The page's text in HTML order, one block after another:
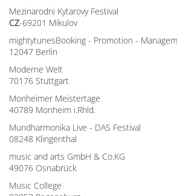
Mezinarodni Kytarovy Festival
CZ-69201 Mikulov
mightytunesBooking - Promotion -
12047 Berlin
Moderne Welt
70176 Stuttgart
Monheimer Meistertage
40789 Monheim i.Rhld.
Mundharmonika Live - DAS Festival
08248 Klingenthal
music and arts GmbH & Co.KG
49076 Osnabrück
Music College